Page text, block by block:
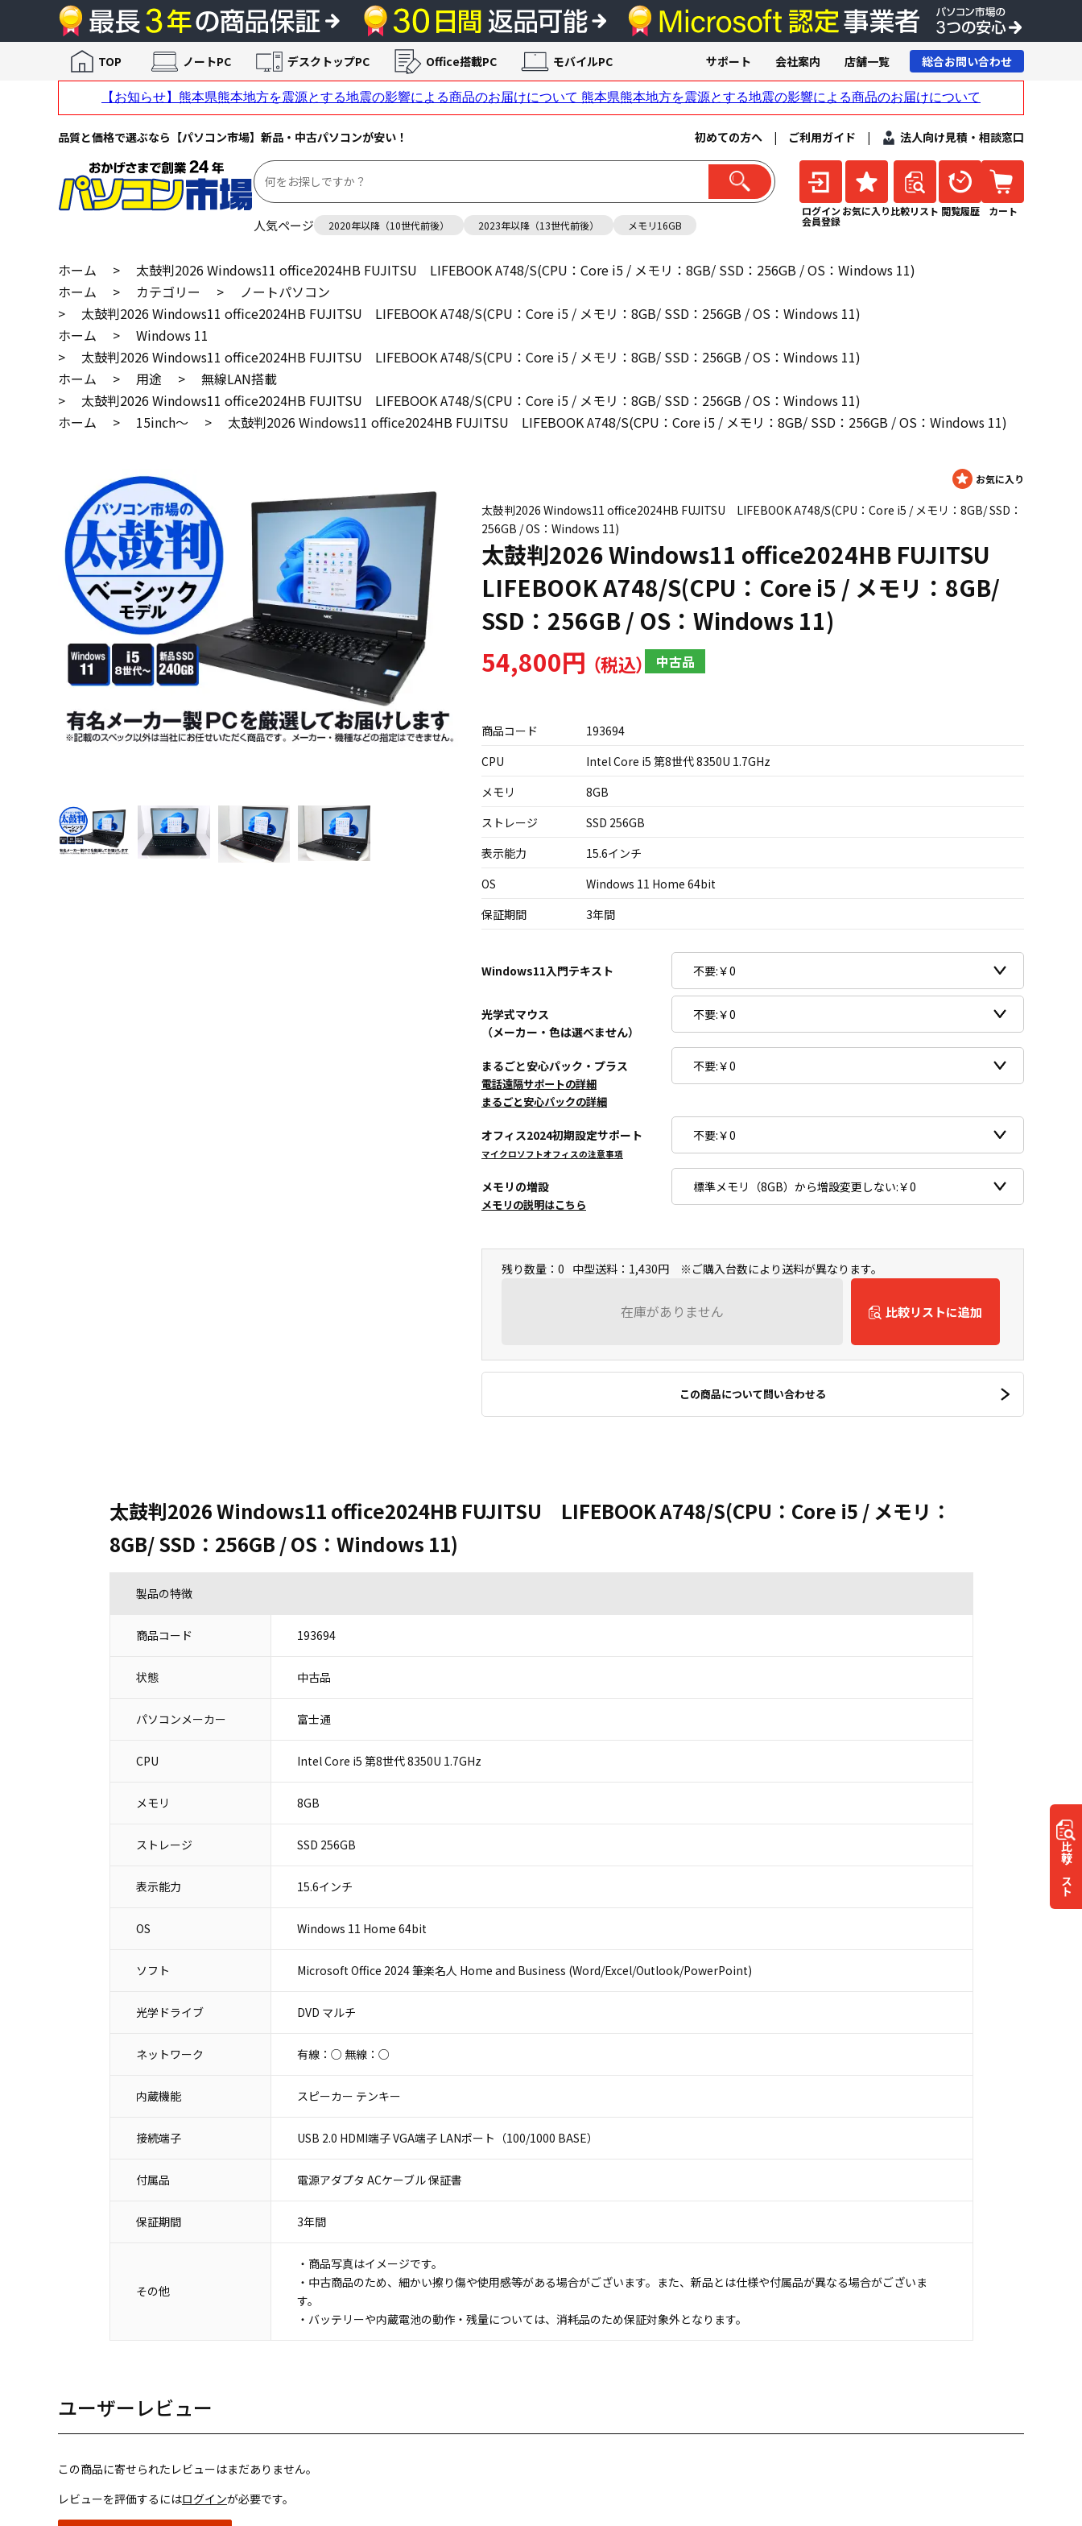
品質と価格で選ぶなら【パソコン市場】新品・中古パソコンが安い！ 初めての方へ | ご利用ガイド | 法人向け見積・相談窓口
人気ページ 2020年以降（10世代前後） 2023年以降（13世代前後） メモリ16GB
ログイン
会員登録
お気に入り 比較リスト 閲覧履歴 カート
TOP ノートPC デスクトップPC Office搭載PC モバイルPC サポート 会社案内 店舗一覧 総合お問い合わせ
ホーム >
太鼓判2026 Windows11 office2024HB FUJITSU LIFEBOOK A748/S(CPU：Core i5 / メモリ：8GB/ SSD：256GB / OS：Windows 11)
ホーム
> カテゴリー >
ノートパソコン
>
太鼓判2026 Windows11 office2024HB FUJITSU LIFEBOOK A748/S(CPU：Core i5 / メモリ：8GB/ SSD：256GB / OS：Windows 11)
ホーム
>
Windows 11
>
太鼓判2026 Windows11 office2024HB FUJITSU LIFEBOOK A748/S(CPU：Core i5 / メモリ：8GB/ SSD：256GB / OS：Windows 11)
ホーム
> 用途 >
無線LAN搭載
>
太鼓判2026 Windows11 office2024HB FUJITSU LIFEBOOK A748/S(CPU：Core i5 / メモリ：8GB/ SSD：256GB / OS：Windows 11)
ホーム
> 15inch～ > 太鼓判2026 Windows11 office2024HB FUJITSU LIFEBOOK A748/S(CPU：Core i5 / メモリ：8GB/ SSD：256GB / OS：Windows 11)
太鼓判2026 Windows11 office2024HB FUJITSU LIFEBOOK A748/S(CPU：Core i5 / メモリ：8GB/ SSD：
256GB / OS：Windows 11)
太鼓判2026 Windows11 office2024HB FUJITSU
LIFEBOOK A748/S(CPU：Core i5 / メモリ：8GB/
SSD：256GB / OS：Windows 11)
54,800円 中古品
商品コード
193694
CPU
Intel Core i5 第8世代 8350U 1.7GHz
メモリ
8GB
ストレージ
SSD 256GB
表示能力
15.6インチ
OS
Windows 11 Home 64bit
保証期間
3年間
Windows11入門テキスト
光学式マウス
（メーカー・色は選べません）
まるごと安心パック・プラス
電話遠隔サポートの詳細
まるごと安心パックの詳細
オフィス2024初期設定サポート
マイクロソフトオフィスの注意事項
メモリの増設
メモリの説明はこちら
残り数量：0 中型送料：1,430円 ※ご購入台数により送料が異なります。
在庫がありません 比較リストに追加
この商品について問い合わせる
比較
リスト
太鼓判2026 Windows11 office2024HB FUJITSU LIFEBOOK A748/S(CPU：Core i5 / メモリ：
8GB/ SSD：256GB / OS：Windows 11)
製品の特徴
商品コード 193694
状態 中古品
パソコンメーカー 富士通
CPU Intel Core i5 第8世代 8350U 1.7GHz
メモリ 8GB
ストレージ SSD 256GB
表示能力 15.6インチ
OS Windows 11 Home 64bit
ソフト Microsoft Office 2024 筆楽名人 Home and Business (Word/Excel/Outlook/PowerPoint)
光学ドライブ DVD マルチ
ネットワーク 有線：○ 無線：○
内蔵機能 スピーカー テンキー
接続端子 USB 2.0 HDMI端子 VGA端子 LANポート（100/1000 BASE）
付属品 電源アダプタ ACケーブル 保証書
保証期間 3年間
その他
・商品写真はイメージです。
・中古商品のため、細かい擦り傷や使用感等がある場合がございます。また、新品とは仕様や付属品が異なる場合がございま
す。
・バッテリーや内蔵電池の動作・残量については、消耗品のため保証対象外となります。
ユーザーレビュー
この商品に寄せられたレビューはまだありません。
レビューを評価するにはログインが必要です。